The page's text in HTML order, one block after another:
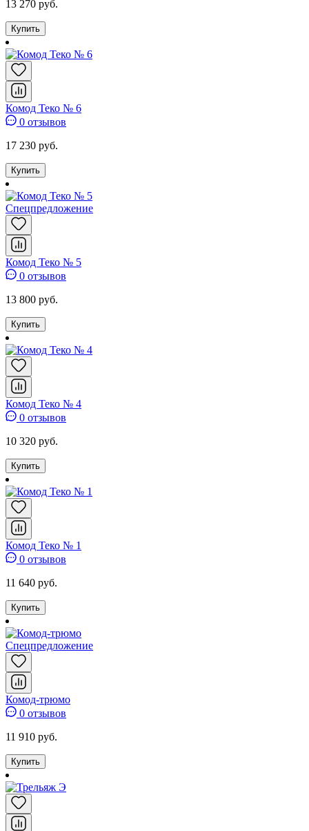
13 270 руб.
Купить
Комод Теко № 6
0 отзывов
17 230 руб.
Купить
Спецпредложение
Комод Теко № 5
0 отзывов
13 800 руб.
Купить
Комод Теко № 4
0 отзывов
10 320 руб.
Купить
Комод Теко № 1
0 отзывов
11 640 руб.
Купить
Спецпредложение
Комод-трюмо
0 отзывов
11 910 руб.
Купить